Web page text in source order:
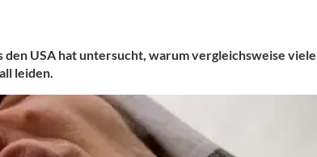
den USA hat untersucht, warum vergleichsweise viele
leiden.